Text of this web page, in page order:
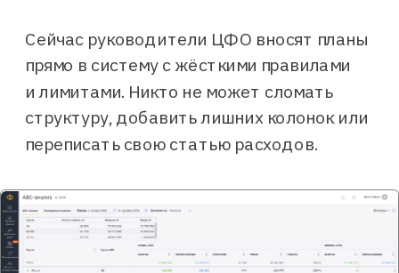
Сейчас руководители ЦФО вносят планы
прямо в систему с жёсткими правилами
и лимитами. Никто не может сломать
структуру, добавить лишних колонок или
переписать свою статью расходов.
Раньше всё моё рабочее время